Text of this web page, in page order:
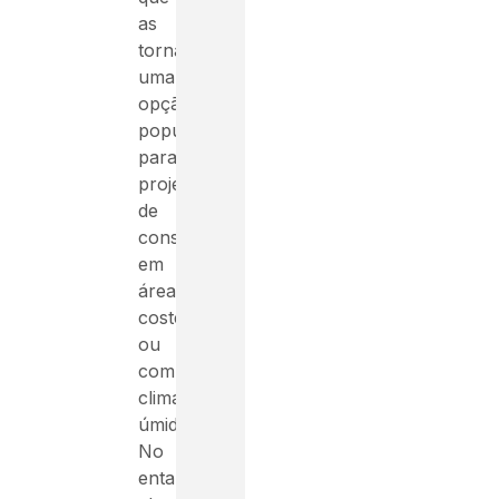
as
torna
uma
opção
popular
para
projetos
de
construção
em
áreas
costeiras
ou
com
clima
úmido.
No
entanto,